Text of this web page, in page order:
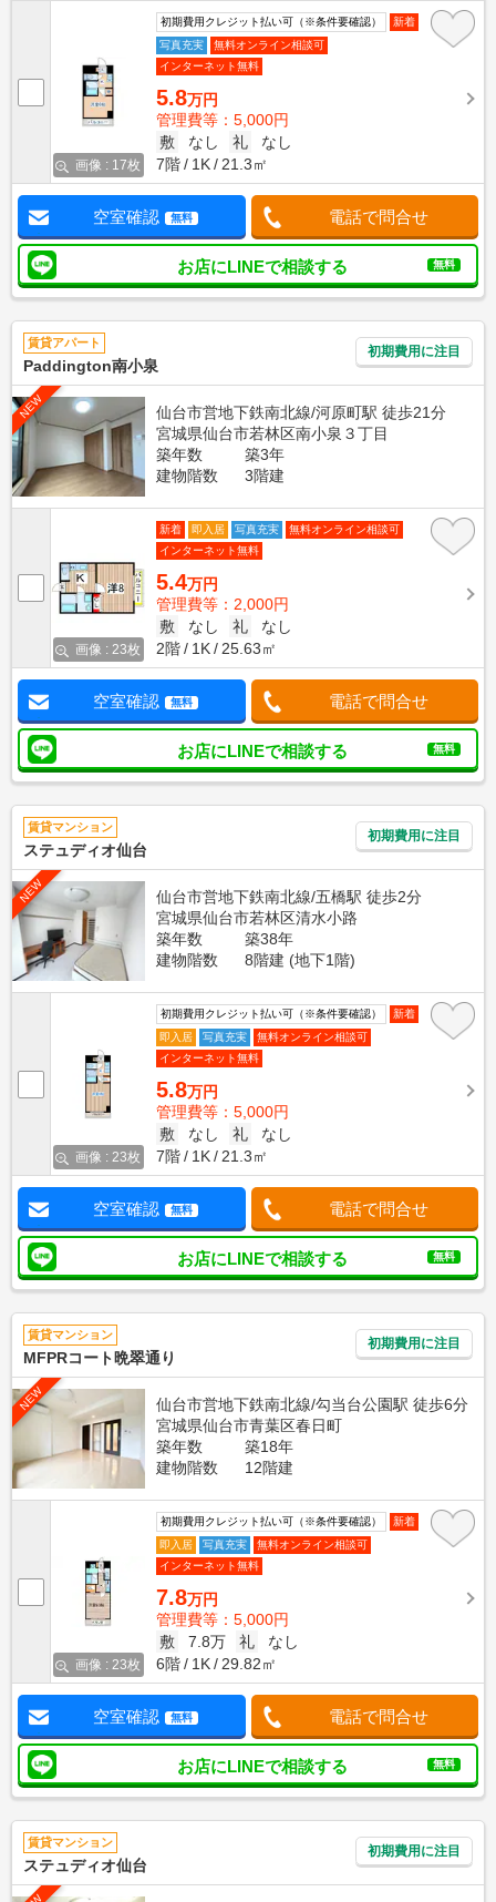
画像 : 17枚
初期費用クレジット払い可（※条件要確認）
新着
写真充実
無料オンライン相談可
インターネット無料
5.8万円
管理費等：5,000円
敷
なし 礼
なし
7階
1K 21.3㎡
空室確認 無料 電話で問合せ
お店にLINEで相談する 無料
賃貸アパート
Paddington南小泉
初期費用に注目
NEW
仙台市営地下鉄南北線/河原町駅 徒歩21分
宮城県仙台市若林区南小泉３丁目
築年数
築3年
建物階数
3階建
画像 : 23枚
新着 即入居 写真充実
無料オンライン相談可
インターネット無料
5.4万円
管理費等：2,000円
敷
なし 礼
なし
2階
1K 25.63㎡
空室確認 無料 電話で問合せ
お店にLINEで相談する 無料
賃貸マンション
ステュディオ仙台
初期費用に注目
NEW
仙台市営地下鉄南北線/五橋駅 徒歩2分
宮城県仙台市若林区清水小路
築年数
築38年
建物階数
8階建 (地下1階)
画像 : 23枚
初期費用クレジット払い可（※条件要確認）
新着
即入居
写真充実
無料オンライン相談可
インターネット無料
5.8万円
管理費等：5,000円
敷
なし 礼
なし
7階
1K 21.3㎡
空室確認 無料 電話で問合せ
お店にLINEで相談する 無料
賃貸マンション
MFPRコート晩翠通り
初期費用に注目
NEW
仙台市営地下鉄南北線/勾当台公園駅 徒歩6分
宮城県仙台市青葉区春日町
築年数
築18年
建物階数
12階建
画像 : 23枚
初期費用クレジット払い可（※条件要確認）
新着
即入居
写真充実
無料オンライン相談可
インターネット無料
7.8万円
管理費等：5,000円
敷
7.8万 礼
なし
6階
1K 29.82㎡
空室確認 無料 電話で問合せ
お店にLINEで相談する 無料
賃貸マンション
ステュディオ仙台
初期費用に注目